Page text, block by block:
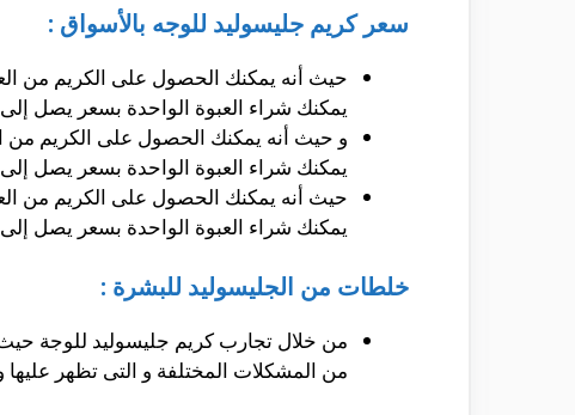
سعر كريم جليسوليد للوجه بالأسواق :
حيث أنه يمكنك الحصول على الكريم من
يمكنك شراء العبوة الواحدة بسعر يصل إلى حوالى 15 ريال سعودى فى المملكة العربية السعودية و
و حيث أنه يمكنك الحصول على الكريم من
يمكنك شراء العبوة الواحدة بسعر يصل إلى حوالى 26 جنيه مصرى فى جمهورية مصر العربية و
حيث أنه يمكنك الحصول على الكريم من
يمكنك شراء العبوة الواحدة بسعر يصل إلى حوالى 16 درهم أماراتى فى الأمارات العربية المتحدة و
خلطات من الجليسوليد للبشرة :
من خلال تجارب كريم جليسوليد للوجة
من المشكلات المختلفة و التى تظهر عليها